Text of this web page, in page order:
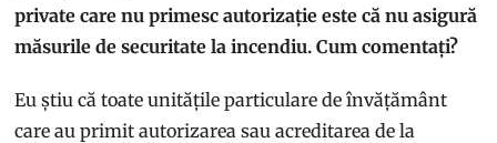
private care nu primesc autorizație este că nu asigură
măsurile de securitate la incendiu. Cum comentați?
Eu știu că toate unitățile particulare de învățământ
care au primit autorizarea sau acreditarea de la